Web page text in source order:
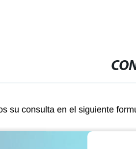
su consulta en el siguiente